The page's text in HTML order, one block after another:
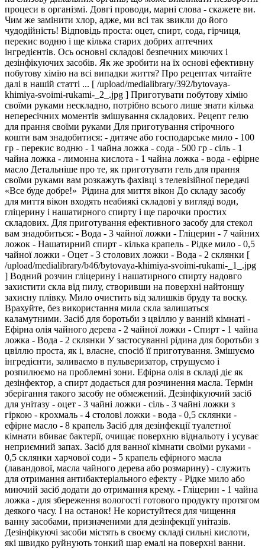
процеси в організмі. Довгі проводи, марні слова - скажете ви.
Чим же замінити хлор, адже, ми всі так звикли до його
чудодійність! Відповідь проста: оцет, спирт, сода, гірчиця,
перекис водню і ще кілька старих добрих аптечних
інгредієнтів. Ось основні складові безпечних миючих і
дезінфікуючих засобів. Як же зробити на їх основі ефективну
побутову хімію на всі випадки життя? Про рецептах читайте
далі в нашій статті ... [ /upload/medialibrary/392/bytovaya-
khimiya-svoimi-rukami-_2_.jpg ] Приготувати побутову хімію
своїми руками нескладно, потрібно всього лише знати кілька
непересічних моментів змішування складових. Рецепт гелю
для прання своїми руками Для приготування стірочного
кошти вам знадобитися: - дитяче або господарське мило - 100
гр - перекис водню - 1 чайна ложка - сода - 500 гр - сіль - 1
чайна ложка - лимонна кислота - 1 чайна ложка - вода - ефірне
масло Детальніше про те, як приготувати гель для прання
своїми руками вам розкажуть фахівці з телевізійної передачі
«Все буде добре!» Рідина для миття вікон До складу засобу
для миття вікон входять неабиякі складові у вигляді води,
гліцерину і нашатирного спирту і ще парочки простих
складових. Для приготування ефективного засобу для стекол
вам знадобиться: - Вода - 3 чайної ложки - Гліцерин - 7 чайних
ложок - Нашатирний спирт - кілька крапель - Рідке мило - 0,5
чайної ложки - Оцет - 3 столових ложки - Вода - 2 склянки [
/upload/medialibrary/b46/bytovaya-khimiya-svoimi-rukami-_1_.jpg
] Водний розчин гліцерину і нашатирного спирту надовго
захистити скла від пилу, створивши на поверхні найтоншу
захисну плівку. Мило очистить від залишків бруду та воску.
Врахуйте, без використання мила скла залишаться
каламутними. Засіб для боротьби з цвіллю у ванній кімнаті -
Ефірна олія чайного дерева - 2 чайної ложки - Спирт - 1 чайна
ложка - Вода - 2 склянки У застосуванні рідина для боротьби з
цвіллю проста, як і, власне, спосіб її приготування. Змішуємо
інгредієнти, заливаємо в пульверизатор, струшуємо і
розпилюємо на проблемні зони. Ефірна олія в складі діє як
дезінфектор, а спирт додається для розчинення масла. Термін
зберігання такого засобу не обмежений. Дезінфікуючий засіб
для унітазу - оцет - 3 чайні ложки - сіль - 3 чайні ложки з
гіркою - крохмаль - 4 столові ложки - вода - 0,5 склянки -
ефірне масло - 8 крапель Засіб для дезінфекції туалетної
кімнати вбиває бактерії, очищає поверхню віднальоту і усуває
неприємний запах. Засіб для ванної кімнати своїми руками -
0,5 склянки харчової соди - 5 крапель ефірного масла
(лавандової, масла чайного дерева або розмарину) - служить
для отримання антибактеріального ефекту - Рідке мило або
миючий засіб додати до отримання крему. - Гліцерин - 1 чайна
ложка - для збереження вологості готового продукту протягом
деякого часу. І на останок! Не користуйтеся для чищення
ванну засобами, призначеними для дезінфекції унітазів.
Дезінфікуючі засоби містять в своєму складі сильні кислоти,
які швидко руйнують тонкий шар емалі на поверхні ванни.